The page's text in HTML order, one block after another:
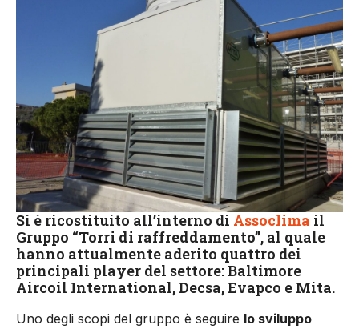
Si è ricostituito all’interno di Assoclima il
Gruppo “Torri di raffreddamento”, al quale
hanno attualmente aderito quattro dei
principali player del settore: Baltimore
Aircoil International, Decsa, Evapco e Mita.
Uno degli scopi del gruppo è seguire lo sviluppo